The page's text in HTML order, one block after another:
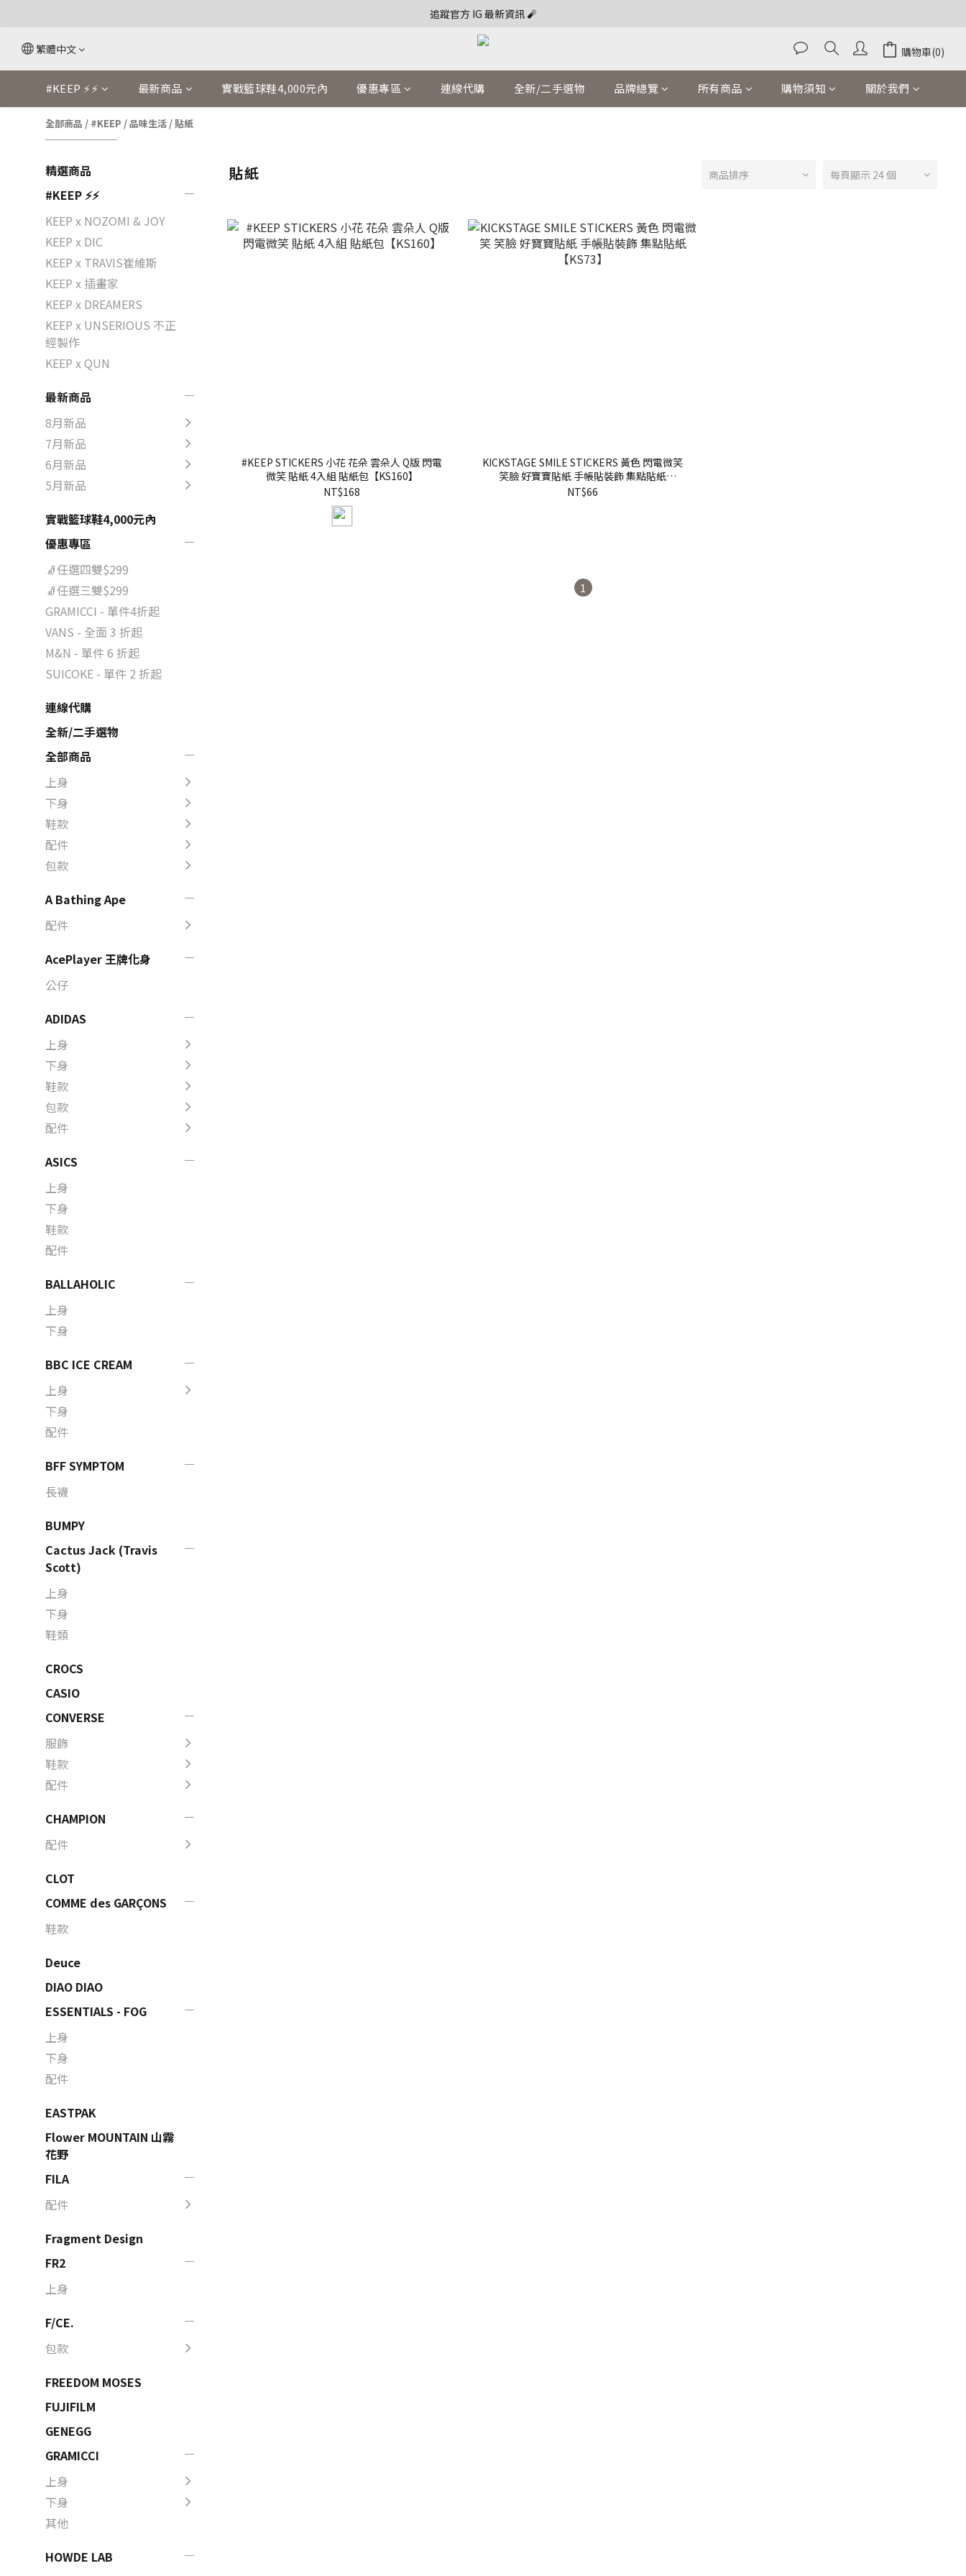
追蹤官方 IG 最新資訊 🧨
繁體中文 購物車(0)
#KEEP ⚡⚡ 最新商品 實戰籃球鞋4,000元內 優惠專區 連線代購 全新/二手選物 品牌總覽 所有商品 購物須知 關於我們
全部商品 / #KEEP /品味生活 / 貼紙
精選商品
#KEEP ⚡⚡
KEEP x NOZOMI & JOY
KEEP x DIC
KEEP x TRAVIS崔維斯
KEEP x 插畫家
KEEP x DREAMERS
KEEP x UNSERIOUS 不正
經製作
KEEP x QUN
最新商品
8月新品
7月新品
6月新品
5月新品
實戰籃球鞋4,000元內
優惠專區
🧦任選四雙$299
🧦任選三雙$299
GRAMICCI - 單件4折起
VANS - 全面 3 折起
M&N - 單件 6 折起
SUICOKE - 單件 2 折起
連線代購
全新/二手選物
全部商品
上身
下身
鞋款
配件
包款
A Bathing Ape
配件
AcePlayer 王牌化身
公仔
ADIDAS
上身
下身
鞋款
包款
配件
ASICS
上身
下身
鞋款
配件
BALLAHOLIC
上身
下身
BBC ICE CREAM
上身
下身
配件
BFF SYMPTOM
長襪
BUMPY
Cactus Jack (Travis
Scott)
上身
下身
鞋類
CROCS
CASIO
CONVERSE
服飾
鞋款
配件
CHAMPION
配件
CLOT
COMME des GARÇONS
鞋款
Deuce
DIAO DIAO
ESSENTIALS - FOG
上身
下身
配件
EASTPAK
Flower MOUNTAIN 山霧
花野
FILA
配件
Fragment Design
FR2
上身
F/CE.
包款
FREEDOM MOSES
FUJIFILM
GENEGG
GRAMICCI
上身
下身
其他
HOWDE LAB
貼紙 商品排序 每頁顯示 24 個
#KEEP STICKERS 小花 花朵 雲朵人 Q版 閃電
微笑 貼紙 4入組 貼紙包【KS160】
NT$168
KICKSTAGE SMILE STICKERS 黃色 閃電微笑
笑臉 好寶寶貼紙 手帳貼裝飾 集點貼紙
【KS73】
NT$66
1